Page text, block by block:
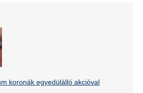
koronák egyedülálló akcióval